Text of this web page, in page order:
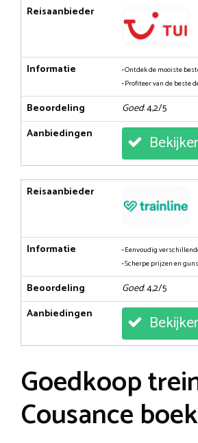
Reisaanbieder
Informatie
• Ontdek de mooiste
• Profiteer van de beste
Beoordeling Goed: 4,2/5
Aanbiedingen
Reisaanbieder
Informatie
• Eenvoudig
• Scherpe prijzen en
Beoordeling Goed: 4,2/5
Aanbiedingen
Goedkoop
Cousance